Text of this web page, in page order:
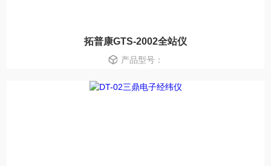
拓普康GTS-2002全站仪
产品型号：